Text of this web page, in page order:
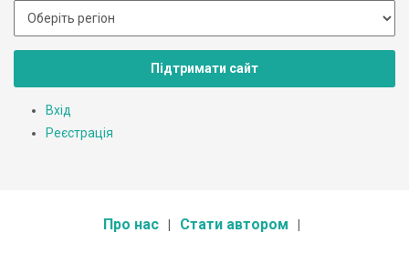
Підтримати сайт
Вхід
Реєстрація
Про нас Стати автором